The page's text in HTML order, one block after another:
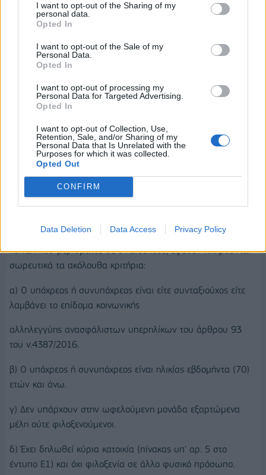
I want to opt-out of the Sharing of my
personal data.
Opted In
I want to opt-out of the Sale of my
Personal Data.
Opted In
I want to opt-out of processing my
Personal Data for Targeted Advertising.
Opted In
I want to opt-out of Collection, Use,
Retention, Sale, and/or Sharing of my
Personal Data that Is Unrelated with the
Purposes for which it was collected.
Opted Out
CONFIRM
Data Deletion Data Access Privacy Policy
Διαδικασία υποβολής αιτήσεων
Η διαδικασία υποβολής αιτήσεων αποτελείται από τα κάτωθι
στάδια:
Η αίτηση, η οποία επέχει θέση υπεύθυνης δήλωσης
του ν.1599/1986 ως προς τα δηλούμενα στοιχεία και
συναίνεσης για τη λήψη φορολογικών δεδομένων που
τηρούνται στην Α.Α.Δ.Ε., υποβάλλεται από τον/την
υπόχρεο ή τον/τη σύζυγο του υπόχρεου υποβολής
δήλωσης φορολογίας εισοδήματος της ωφελούμενης
μονάδας μέσω του διαδικτυακού τόπου του
προγράμματος (
χρησιμοποιώντας τους προσωπικούς κωδικούς
πρόσβασης του πληροφοριακού συστήματος TAXISnet
της Ανεξάρτητης Αρχής Δημοσίων Εσόδων (Α.Α.Δ.Ε.).
Κατ' εξαίρεση, είναι δυνατή η οίκοθεν καταβολή του
κοινωνικού μερίσματος σε δικαιούχους, εφόσον πληρούνται
σωρευτικά τα ακόλουθα κριτήρια:
α) Ο υπόχρεος ή συνυπόχρεος είναι είτε συνταξιούχος είτε
λαμβάνει το επίδομα κοινωνικής
αλληλεγγύης ανασφάλιστων υπερηλίκων του άρθρου 93
του ν.4387/2016.
β) Ο υπόχρεος ή συνυπόχρεος είναι ηλικίας εβδομήντα (70)
ετών και άνω.
γ) Δεν υπάρχουν στην ωφελούμενη μονάδα εξαρτώμενα
μέλη ούτε φιλοξενούμενοι.
δ) Έχει δηλωθεί κύρια κατοικία (πίνακας υπ' αρ. 5 στο
έντυπο Ε1) και όχι φιλοξενία σε άλλο φυσικό πρόσωπο.